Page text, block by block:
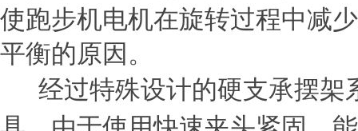
使跑步机电机在旋转过程中减
平衡的原因。
经过特殊设计的硬支承摆架